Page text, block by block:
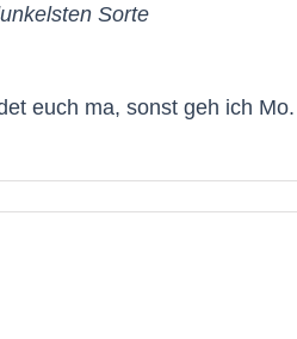
Sorte
euch ma, sonst geh ich